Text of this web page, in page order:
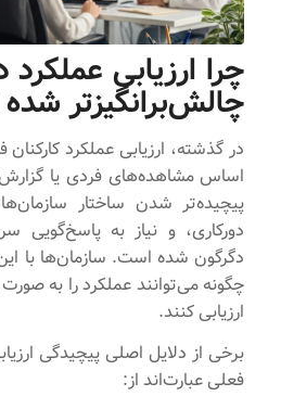
چرا ارزیابی
چالش‌برانگیزتر
در گذشته، ارزیابی عملکرد کارکنان
اساس مشاهده‌های فردی یا
پیچیده‌تر شدن ساختار
دورکاری، و نیاز به پاسخ‌گویی
دگرگون شده است. سازمان‌ها با
چگونه می‌توانند عملکرد را به
ارزیابی کنند.
برخی از دلایل اصلی پیچیدگی
فعلی عبارت‌اند از: